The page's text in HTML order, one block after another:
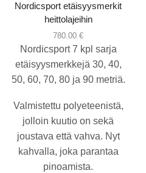
Nordicsport etäisyysmerkit
heittolajeihin
780.00 €
Nordicsport 7 kpl sarja
etäisyysmerkkejä 30, 40,
50, 60, 70, 80 ja 90 metriä.
Valmistettu polyeteenistä,
jolloin kuutio on sekä
joustava että vahva. Nyt
kahvalla, joka parantaa
pinoamista.